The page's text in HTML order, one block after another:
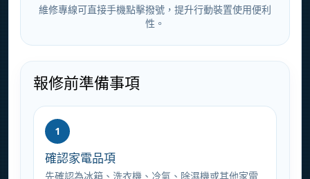
維修專線可直接手機點擊撥號，提升行動裝置使用便利
性。
報修前準備事項
1
確認家電品項
先確認為冰箱、洗衣機、冷氣、除濕機或其他家電